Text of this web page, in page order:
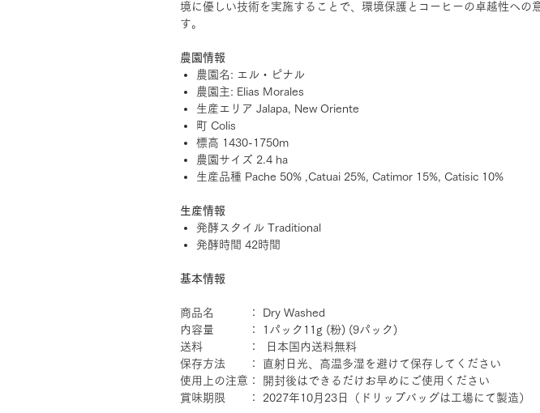
境に優しい技術を実施することで、環境保護とコーヒーの卓越性への
す。
農園情報
農園名: エル・ピナル
農園主: Elias Morales
生産エリア Jalapa, New Oriente
町 Colis
標高 1430-1750m
農園サイズ 2.4 ha
生産品種 Pache 50% ,Catuai 25%, Catimor 15%, Catisic 10%
生産情報
発酵スタイル Traditional
発酵時間 42時間
基本情報
商品名 ： Dry Washed
内容量 ： 1パック11g (粉) (9パック)
送料 ： 日本国内送料無料
保存方法 ： 直射日光、高温多湿を避けて保存してください
使用上の注意： 開封後はできるだけお早めにご使用ください
賞味期限 ： 2027年10月23日（ドリップバッグは工場にて製造）